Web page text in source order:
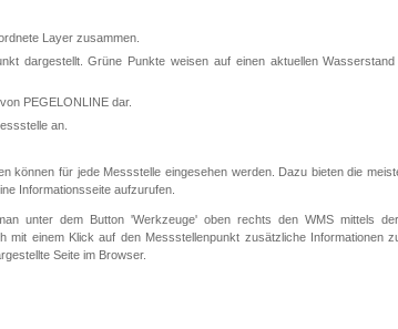
Layer zusammen.
dargestellt. Grüne Punkte weisen auf einen aktuellen
PEGELONLINE dar.
an.
können für jede Messstelle eingesehen werden. Dazu bieten die
Informationsseite aufzurufen.
unter dem Button 'Werkzeuge' oben rechts den WMS mittels
mit einem Klick auf den Messstellenpunkt zusätzliche Informationen
Seite im Browser.